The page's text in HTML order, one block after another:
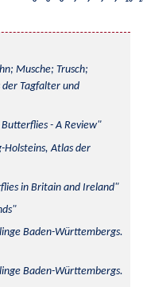
Musche; Trusch;
Tagfalter und
- A Review
Holsteins, Atlas der
in Britain and Ireland
Baden-Württembergs.
Baden-Württembergs.